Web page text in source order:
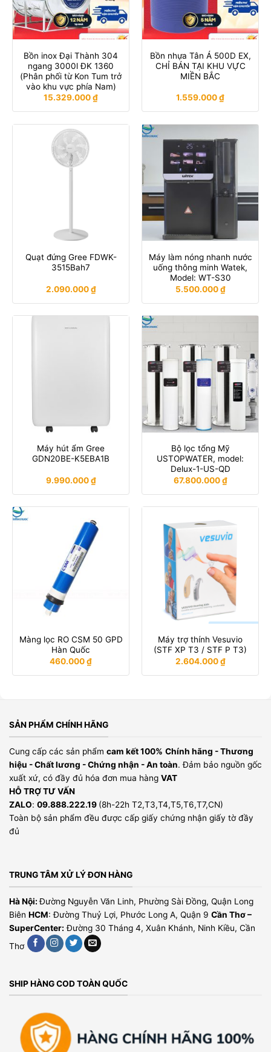
Bồn inox Đại Thành 304
ngang 3000l ĐK 1360
(Phân phối từ Kon Tum trở
vào khu vực phía Nam)
15.329.000₫
Bồn nhựa Tân Á 500D EX,
CHỈ BÁN TẠI KHU VỰC
MIỀN BẮC
1.559.000₫
Quạt đứng Gree FDWK-
3515Bah7
2.090.000₫
Máy làm nóng nhanh nước
uống thông minh Watek,
Model: WT-S30
5.500.000₫
Máy hút ẩm Gree
GDN20BE-K5EBA1B
9.990.000₫
Bộ lọc tổng Mỹ
USTOPWATER, model:
Delux-1-US-QD
67.800.000₫
Màng lọc RO CSM 50 GPD
Hàn Quốc
460.000₫
Máy trợ thính Vesuvio
(STF XP T3 / STF P T3)
2.604.000₫
SẢN PHẨM CHÍNH HÃNG
Cung cấp các sản phẩm cam kết 100% Chính hãng - Thương
hiệu - Chất lương - Chứng nhận - An toàn. Đảm bảo nguồn gốc
xuất xứ, có đầy đủ hóa đơn mua hàng VAT
HỖ TRỢ TƯ VẤN
ZALO: 09.888.222.19 (8h-22h T2,T3,T4,T5,T6,T7,CN)
Toàn bộ sản phẩm đều được cấp giấy chứng nhận giấy tờ đầy
đủ
TRUNG TÂM XỬ LÝ ĐƠN HÀNG
Hà Nội:Đường Nguyễn Văn Linh, Phường Sài Đồng, Quận Long
Biên HCM: Đường Thuỷ Lợi, Phước Long A, Quận 9 Cần Thơ –
SuperCenter: Đường 30 Tháng 4, Xuân Khánh, Ninh Kiều, Cần
Thơ
SHIP HÀNG COD TOÀN QUỐC